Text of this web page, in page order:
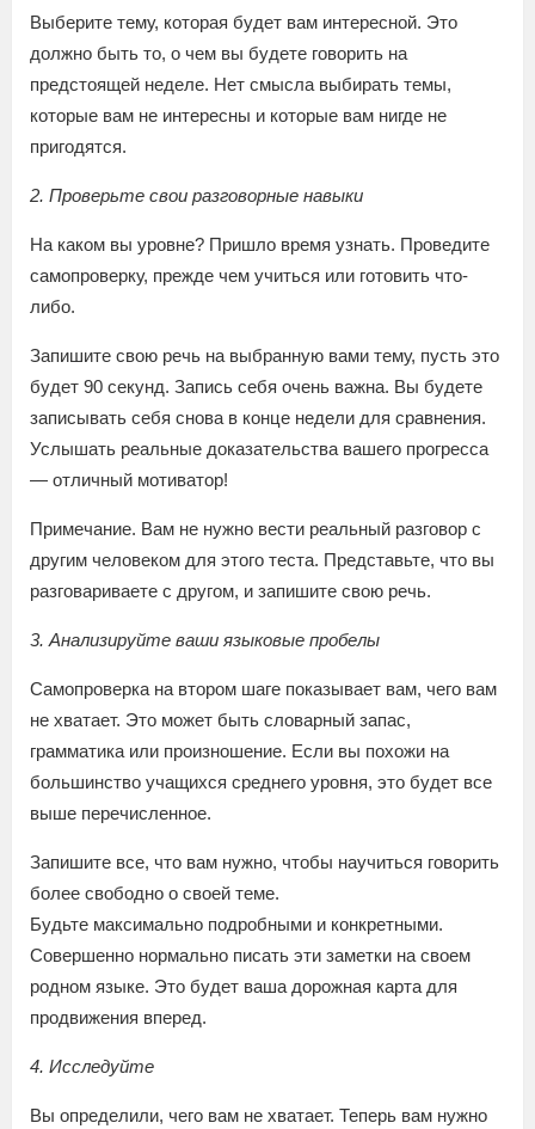
Выберите тему, которая будет вам интересной. Это
должно быть то, о чем вы будете говорить на
предстоящей неделе. Нет смысла выбирать темы,
которые вам не интересны и которые вам нигде не
пригодятся.
2. Проверьте свои разговорные навыки
На каком вы уровне? Пришло время узнать. Проведите
самопроверку, прежде чем учиться или готовить что-
либо.
Запишите свою речь на выбранную вами тему, пусть это
будет 90 секунд. Запись себя очень важна. Вы будете
записывать себя снова в конце недели для сравнения.
Услышать реальные доказательства вашего прогресса
— отличный мотиватор!
Примечание. Вам не нужно вести реальный разговор с
другим человеком для этого теста. Представьте, что вы
разговариваете с другом, и запишите свою речь.
3. Анализируйте ваши языковые пробелы
Самопроверка на втором шаге показывает вам, чего вам
не хватает. Это может быть словарный запас,
грамматика или произношение. Если вы похожи на
большинство учащихся среднего уровня, это будет все
выше перечисленное.
Запишите все, что вам нужно, чтобы научиться говорить
более свободно о своей теме.
Будьте максимально подробными и конкретными.
Совершенно нормально писать эти заметки на своем
родном языке. Это будет ваша дорожная карта для
продвижения вперед.
4. Исследуйте
Вы определили, чего вам не хватает. Теперь вам нужно